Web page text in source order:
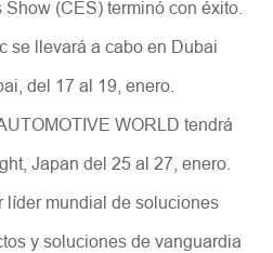
(CES) terminó con éxito.
se llevará a cabo en Dubai
del 17 al 19, enero.
WORLD tendrá
Japan del 25 al 27, enero.
líder mundial de soluciones
y soluciones de vanguardia